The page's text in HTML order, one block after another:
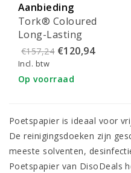
Aanbieding
Tork® Coloured
Long-Lasting
Reinigingsdoeken
Blauw (19,3x16cm) -
40st - 194450
€157,24 €120,94
Incl. btw
Op voorraad
Poetspapier is ideaal voor
De reinigingsdoeken zijn
meeste solventen,
Poetspapier van DisoDeals